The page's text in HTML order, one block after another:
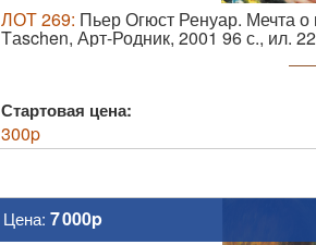
ЛОТ269: Пьер Огюст Ренуар. Мечта
Tаschen, Арт-Родник, 2001 96 с., ил.
количества полотен французских
Стартовая цена:
300p
Цена: 7 000p